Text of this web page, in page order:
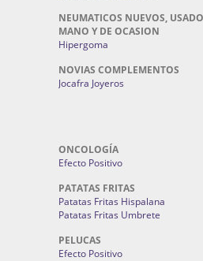
NEUMATICOS NUEVOS,
MANO Y DE OCASION
Hipergoma
NOVIAS COMPLEMENTOS
Jocafra Joyeros
ONCOLOGÍA
Efecto Positivo
PATATAS FRITAS
Patatas Fritas Hispalana
Patatas Fritas Umbrete
PELUCAS
Efecto Positivo